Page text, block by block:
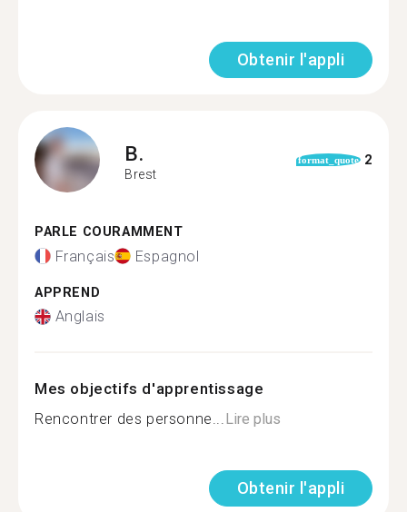
Obtenir l'appli
B.
Brest
format_quote 2
PARLE COURAMMENT
Français Espagnol
APPREND
Anglais
Mes objectifs d'apprentissage
Rencontrer des personne...Lire plus
Obtenir l'appli